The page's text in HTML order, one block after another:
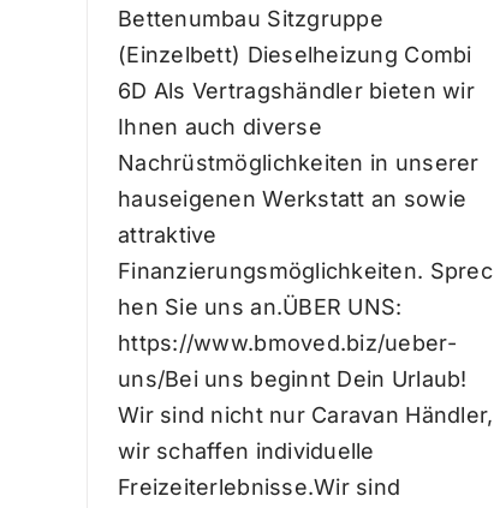
Bettenumbau Sitzgruppe
(Einzelbett) Dieselheizung Combi
6D Als Vertragshändler bieten wir
Ihnen auch diverse
Nachrüstmöglichkeiten in unserer
hauseigenen Werkstatt an sowie
attraktive
Finanzierungsmöglichkeiten. Sprec
hen Sie uns an.ÜBER UNS:
https://www.bmoved.biz/ueber-
uns/Bei uns beginnt Dein Urlaub!
Wir sind nicht nur Caravan Händler,
wir schaffen individuelle
Freizeiterlebnisse.Wir sind